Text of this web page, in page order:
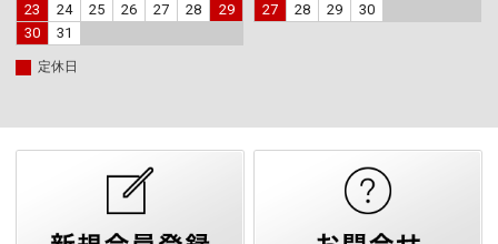
23
24 25 26 27 28
29
30
31
27
28 29 30
定休日